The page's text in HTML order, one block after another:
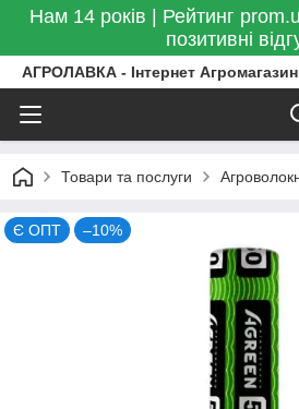
Нам 14 років | Рейтинг
позитивні
АГРОЛАВКА - Інтернет
Товари та послуги
Є ОПТ –10%